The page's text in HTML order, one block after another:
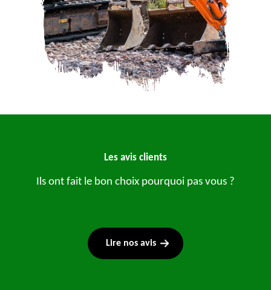
Les avis clients
Ils ont fait le bon choix pourquoi pas vous ?
Lire nos avis